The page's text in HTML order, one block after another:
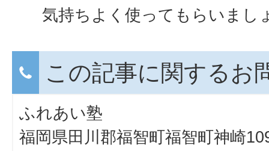
気持ちよく使ってもらいまし
この記事に関するお
ふれあい塾
福岡県田川郡福智町福智町神崎